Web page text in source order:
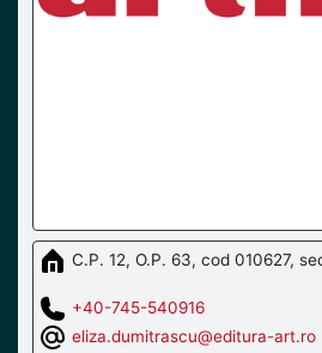
C.P. 12, O.P. 63, cod 010627,
+40-745-540916
eliza.dumitrascu@editura-art.ro